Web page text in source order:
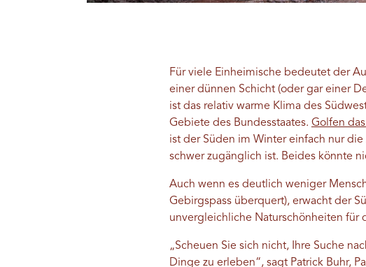
Für viele Einheimische bedeutet der
einer dünnen Schicht (oder gar einer
ist das relativ warme Klima des
Gebiete des Bundesstaates. Golfen
ist der Süden im Winter einfach nur
schwer zugänglich ist. Beides könnte
Auch wenn es deutlich weniger
Gebirgspass überquert), erwacht der
unvergleichliche Naturschönheiten für
„Scheuen Sie sich nicht, Ihre Suche
Dinge zu erleben“, sagt Patrick Buhr,